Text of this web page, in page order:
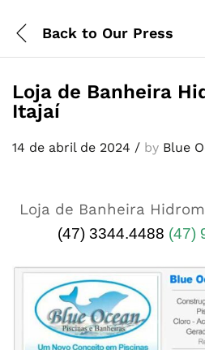
Back to Our Press
Loja de Banheira
Itajaí
14 de abril de 2024 / by Blue
Loja de Banheira
(47) 3344.4488 (47)